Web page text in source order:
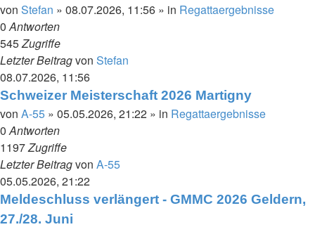
von Stefan » 08.07.2026, 11:56 » in Regattaergebnisse
0Antworten
545Zugriffe
Letzter Beitragvon Stefan
08.07.2026, 11:56
Schweizer Meisterschaft 2026 Martigny
von A-55 » 05.05.2026, 21:22 » in Regattaergebnisse
0Antworten
1197Zugriffe
Letzter Beitragvon A-55
05.05.2026, 21:22
Meldeschluss verlängert - GMMC 2026 Geldern,
27./28. Juni